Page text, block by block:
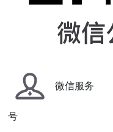
微信服务
号